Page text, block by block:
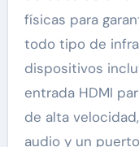
físicas para
todo tipo de
dispositivos
entrada HDMI
de alta
audio y un